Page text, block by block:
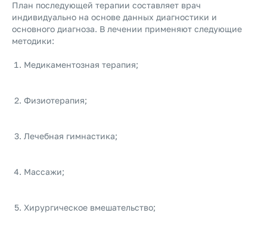
План последующей терапии составляет врач
индивидуально на основе данных диагностики и
основного диагноза. В лечении применяют следующие
методики:
Медикаментозная терапия;
Физиотерапия;
Лечебная гимнастика;
Массажи;
Хирургическое вмешательство;